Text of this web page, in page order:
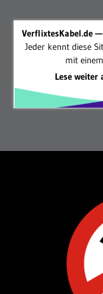
VerflixtesKabel.de
Jeder kennt diese
mit
Lese